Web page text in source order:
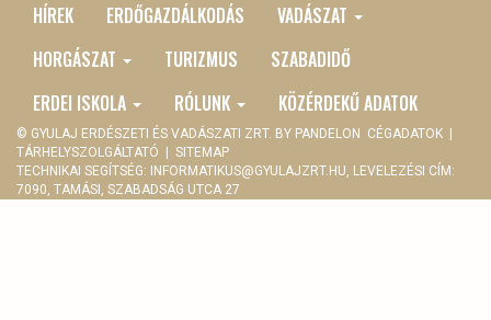
MAIN
MENU
HÍREK ERDŐGAZDÁLKODÁS
VADÁSZAT
HORGÁSZAT
TURIZMUS
SZABADIDŐ
ERDEI ISKOLA
RÓLUNK KÖZÉRDEKŰ ADATOK
© GYULAJ ERDÉSZETI ÉS VADÁSZATI ZRT. BY PANDELON CÉGADATOK |
TÁRHELYSZOLGÁLTATÓ | SITEMAP
TECHNIKAI SEGÍTSÉG: INFORMATIKUS@GYULAJZRT.HU, LEVELEZÉSI CÍM:
7090, TAMÁSI, SZABADSÁG UTCA 27